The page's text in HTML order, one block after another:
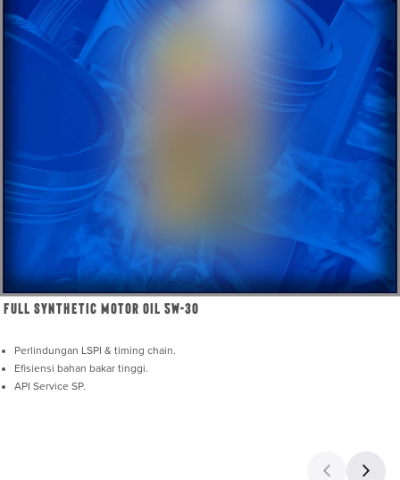
Full Synthetic Motor Oil 5W-30
Perlindungan LSPI & timing chain.
Efisiensi bahan bakar tinggi.
API Service SP.